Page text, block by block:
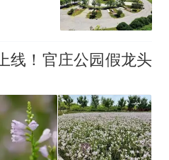
线！官庄公园假龙头